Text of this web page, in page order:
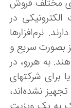
مختلف فروش
در
سریع و
به هررو، در
شرکتهای
نشده‌اند،